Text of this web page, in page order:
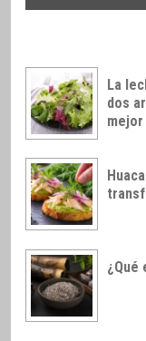
La
dos
mejor
¿Qué